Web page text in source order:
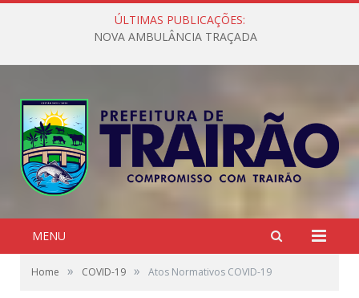
ÚLTIMAS PUBLICAÇÕES:
NOVA AMBULÂNCIA TRAÇADA
MENU
Home » COVID-19 » Atos Normativos COVID-19